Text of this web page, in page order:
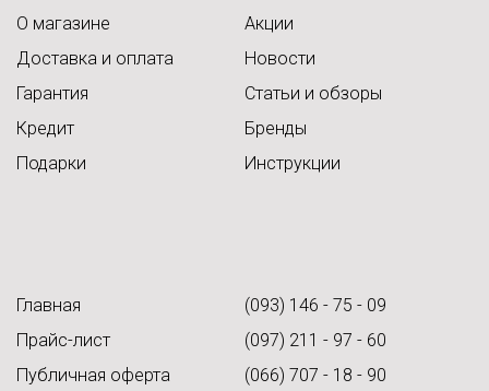
О магазине
Доставка и оплата
Гарантия
Кредит
Подарки
Акции
Новости
Статьи и обзоры
Бренды
Инструкции
Главная
Прайс-лист
Публичная оферта
(093) 146 - 75 - 09
(097) 211 - 97 - 60
(066) 707 - 18 - 90